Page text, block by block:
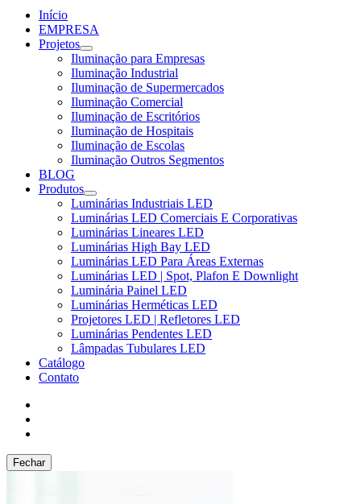
Início
EMPRESA
Projetos
Iluminação para Empresas
Iluminação Industrial
Iluminação de Supermercados
Iluminação Comercial
Iluminação de Escritórios
Iluminação de Hospitais
Iluminação de Escolas
Iluminação Outros Segmentos
BLOG
Produtos
Luminárias Industriais LED
Luminárias LED Comerciais E Corporativas
Luminárias Lineares LED
Luminárias High Bay LED
Luminárias LED Para Áreas Externas
Luminárias LED | Spot, Plafon E Downlight
Luminária Painel LED
Luminárias Herméticas LED
Projetores LED | Refletores LED
Luminárias Pendentes LED
Lâmpadas Tubulares LED
Catálogo
Contato
Fechar